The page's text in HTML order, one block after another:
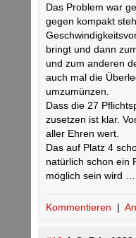
Das Problem war
gegen kompakt
bringt und dann
und zum anderen
auch mal die
umzumünzen.
Dass die 27
zusetzen ist klar.
aller Ehren wert.
Das auf Platz 4
natürlich schon ein
möglich sein wird …
Kommentieren |